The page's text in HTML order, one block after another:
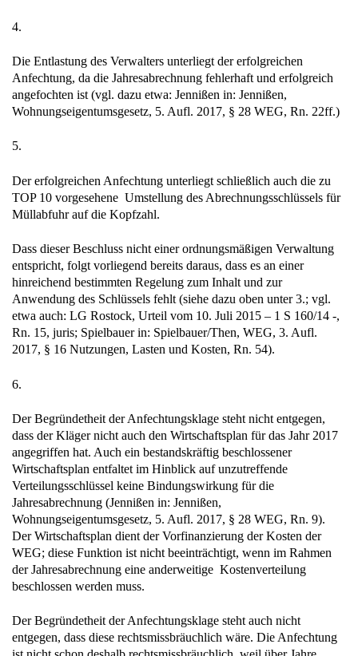
4.
Die Entlastung des Verwalters unterliegt der erfolgreichen
Anfechtung, da die Jahresabrechnung fehlerhaft und erfolgreich
angefochten ist (vgl. dazu etwa: Jennißen in: Jennißen,
Wohnungseigentumsgesetz, 5. Aufl. 2017, § 28 WEG, Rn. 22ff.)
5.
Der erfolgreichen Anfechtung unterliegt schließlich auch die zu
TOP 10 vorgesehene Umstellung des Abrechnungsschlüssels für
Müllabfuhr auf die Kopfzahl.
Dass dieser Beschluss nicht einer ordnungsmäßigen Verwaltung
entspricht, folgt vorliegend bereits daraus, dass es an einer
hinreichend bestimmten Regelung zum Inhalt und zur
Anwendung des Schlüssels fehlt (siehe dazu oben unter 3.; vgl.
etwa auch: LG Rostock, Urteil vom 10. Juli 2015 – 1 S 160/14 -,
Rn. 15, juris; Spielbauer in: Spielbauer/Then, WEG, 3. Aufl.
2017, § 16 Nutzungen, Lasten und Kosten, Rn. 54).
6.
Der Begründetheit der Anfechtungsklage steht nicht entgegen,
dass der Kläger nicht auch den Wirtschaftsplan für das Jahr 2017
angegriffen hat. Auch ein bestandskräftig beschlossener
Wirtschaftsplan entfaltet im Hinblick auf unzutreffende
Verteilungsschlüssel keine Bindungswirkung für die
Jahresabrechnung (Jennißen in: Jennißen,
Wohnungseigentumsgesetz, 5. Aufl. 2017, § 28 WEG, Rn. 9).
Der Wirtschaftsplan dient der Vorfinanzierung der Kosten der
WEG; diese Funktion ist nicht beeinträchtigt, wenn im Rahmen
der Jahresabrechnung eine anderweitige Kostenverteilung
beschlossen werden muss.
Der Begründetheit der Anfechtungsklage steht auch nicht
entgegen, dass diese rechtsmissbräuchlich wäre. Die Anfechtung